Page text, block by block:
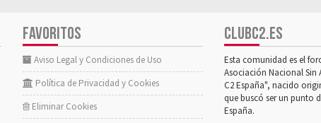
FAVORITOS
Aviso Legal y Condiciones de Uso
Política de Privacidad y Cookies
Eliminar Cookies
CLUBC2.ES
Esta comunidad es el
Asociación Nacional Sin
C2 España", nacido
que buscó ser un punto
España.